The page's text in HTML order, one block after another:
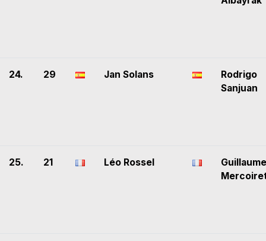
24. 29 Jan Solans
Rodrigo
Sanjuan
25. 21 Léo Rossel
Guillaume